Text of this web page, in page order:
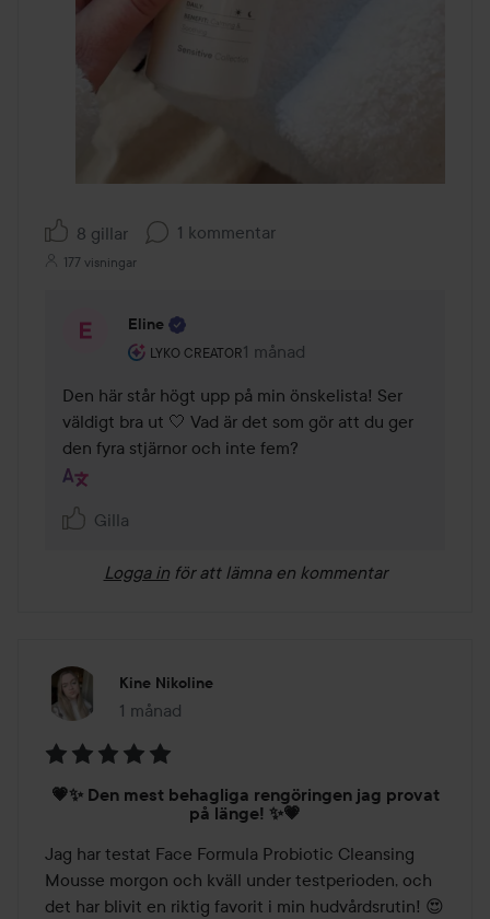
8 gillar 1 kommentar
177 visningar
Eline
LYKO CREATOR
Användarens roll: Lyko Creator.
1 månad
Kommentaren lades 1 månad
Den här står högt upp på min önskelista! Ser
väldigt bra ut 🤍 Vad är det som gör att du ger
den fyra stjärnor och inte fem?
Gilla
Logga in för att lämna en kommentar
Kine Nikoline
1 månad
Inlägget skapades 1 månad
5
5
💗✨ Den mest behagliga rengöringen jag provat
på länge! ✨💗
Jag har testat Face Formula Probiotic Cleansing
Mousse morgon och kväll under testperioden, och
det har blivit en riktig favorit i min hudvårdsrutin! 😍